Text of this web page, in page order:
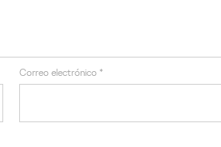
Correo electrónico *